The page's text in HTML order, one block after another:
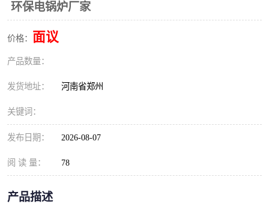
环保电锅炉厂家
价格： 面议
产品数量：
发货地址： 河南省郑州
关键词：
发布日期： 2026-08-07
阅 读 量： 78
产品描述